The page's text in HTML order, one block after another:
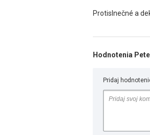
Protislnečné a
Hodnotenia
Pridaj